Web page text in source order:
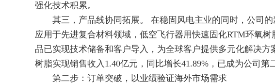
强化技术积累。
其三，产品线协同拓展。 在稳固风电主业的同时，公司的
应用于先进复合材料领域，低空飞行器用快速固化RTM环氧
品已实现技术储备和客户导入，为全球客户提供多元化解决
树脂实现销售收入1.40亿元，同比增长41.89%，已成为公司第
第二步：订单突破，以业绩验证海外市场需求